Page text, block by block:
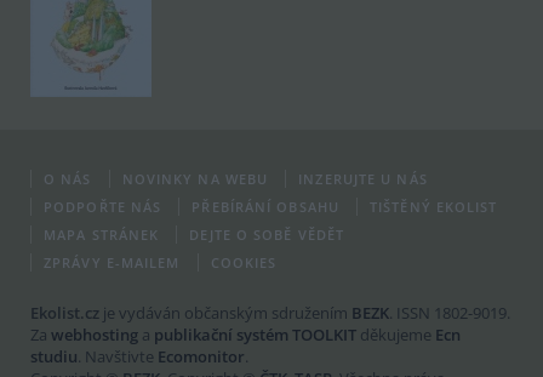
O NÁS NOVINKY NA WEBU
INZERUJTE U NÁS
PODPOŘTE NÁS
PŘEBÍRÁNÍ OBSAHU
TIŠTĚNÝ EKOLIST
MAPA STRÁNEK
DEJTE O SOBĚ VĚDĚT
ZPRÁVY E-MAILEM
COOKIES
Ekolist.cz je vydáván občanským sdružením BEZK. ISSN 1802-9019.
Za webhosting a publikační systém TOOLKIT děkujeme Ecn
studiu. Navštivte Ecomonitor.